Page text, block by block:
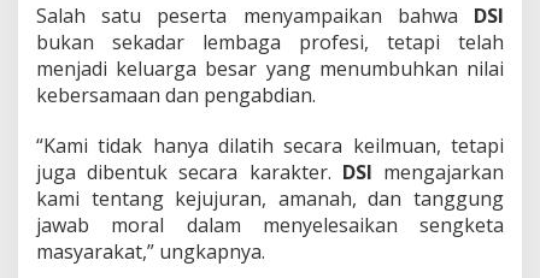
Salah satu peserta menyampaikan bahwa DSI
bukan sekadar lembaga profesi, tetapi telah
menjadi keluarga besar yang menumbuhkan nilai
kebersamaan dan pengabdian.
“Kami tidak hanya dilatih secara keilmuan, tetapi
juga dibentuk secara karakter. DSI mengajarkan
kami tentang kejujuran, amanah, dan tanggung
jawab moral dalam menyelesaikan sengketa
masyarakat,” ungkapnya.